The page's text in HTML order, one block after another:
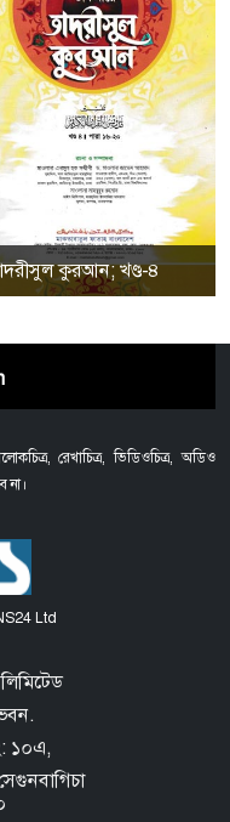
কুরআন; খণ্ড-৪
রেখাচিত্র, ভিডিওচিত্র, অডিও
না।
Ltd
১০এ,